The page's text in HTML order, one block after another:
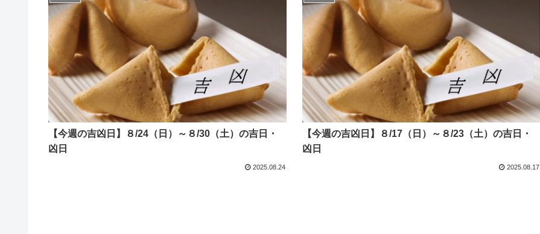
【今週の吉凶日】８/24（日）～８/30（土）の吉日・
凶日
2025.08.24
【今週の吉凶日】８/17（日）～８/23（土）の吉日・
凶日
2025.08.17